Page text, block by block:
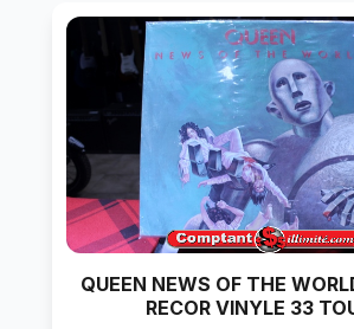
QUEEN NEWS OF THE
RECOR VINYLE 33